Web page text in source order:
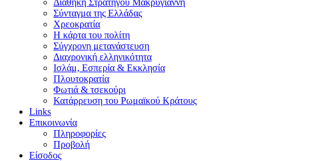
Διαθήκη Στρατηγού Μακρυγιάννη
Σύνταγμα της Ελλάδας
Χρεοκρατία
Η κάρτα του πολίτη
Σύγχρονη μετανάστευση
Διαχρονική ελληνικότητα
Ισλάμ, Εσπερία & Εκκλησία
Πλουτοκρατία
Φωτιά & τσεκούρι
Κατάρρευση του Ρωμαϊκού Κράτους
Links
Επικοινωνία
Πληροφορίες
Προβολή
Είσοδος